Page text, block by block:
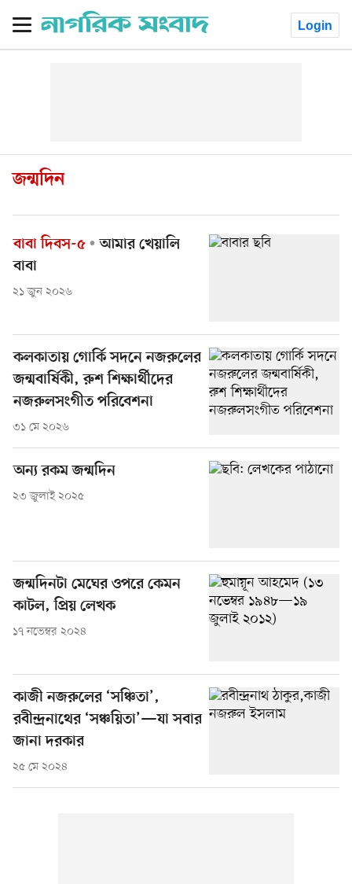
Login
জন্মদিন
বাবা দিবস-৫
আমার খেয়ালি
বাবা
২১ জুন ২০২৬
কলকাতায় গোর্কি সদনে নজরুলের
জন্মবার্ষিকী, রুশ শিক্ষার্থীদের
নজরুলসংগীত পরিবেশনা
৩১ মে ২০২৬
অন্য রকম জন্মদিন
২৩ জুলাই ২০২৫
জন্মদিনটা মেঘের ওপরে কেমন
কাটল, প্রিয় লেখক
১৭ নভেম্বর ২০২৪
কাজী নজরুলের ‘সঞ্চিতা’,
রবীন্দ্রনাথের ‘সঞ্চয়িতা’—যা সবার
জানা দরকার
২৫ মে ২০২৪